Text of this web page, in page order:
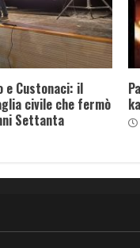
e Custonaci: il
civile che fermò
Settanta